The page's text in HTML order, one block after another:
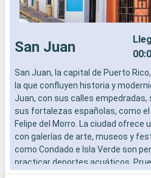
San Juan
San Juan, la capital de Puerto
la que confluyen historia y
Juan, con sus calles
sus fortalezas españolas, como
Felipe del Morro. La ciudad ofrece
con galerías de arte, museos y
como Condado e Isla Verde son
practicar deportes acuáticos.